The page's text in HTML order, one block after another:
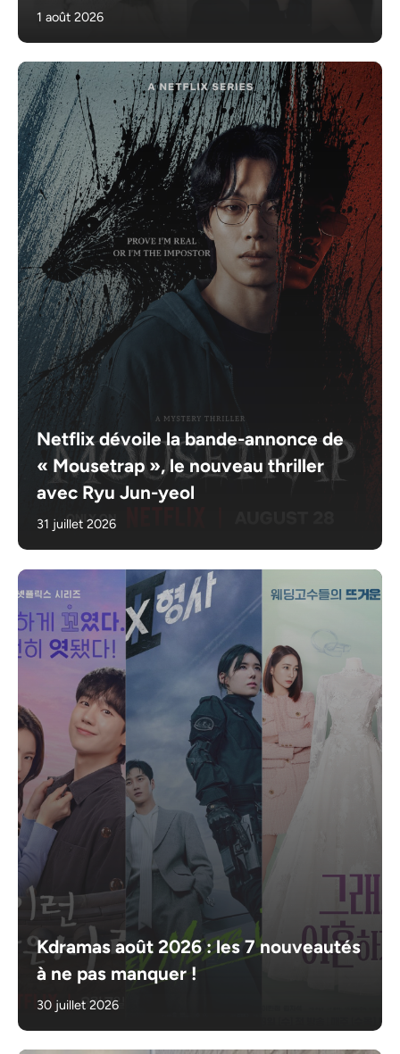
1 août 2026
Netflix dévoile la bande-annonce de
« Mousetrap », le nouveau thriller
avec Ryu Jun-yeol
31 juillet 2026
Kdramas août 2026 : les 7 nouveautés
à ne pas manquer !
30 juillet 2026